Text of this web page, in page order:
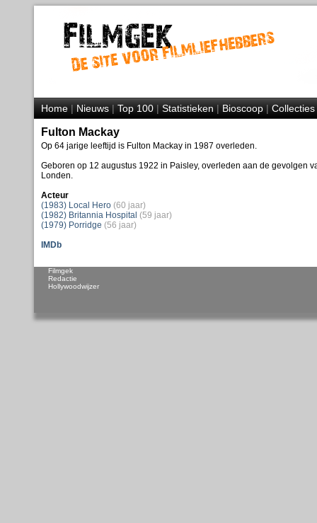
Home|Nieuws|Top 100|Statistieken|Bioscoop|Collecties
Fulton Mackay
Op 64 jarige leeftijd is Fulton Mackay in 1987 overleden.
Geboren op 12 augustus 1922 in Paisley, overleden aan de gevolgen
Londen.
Acteur
(1983) Local Hero (60 jaar)
(1982) Britannia Hospital (59 jaar)
(1979) Porridge (56 jaar)
IMDb
Filmgek
Redactie
Hollywoodwijzer